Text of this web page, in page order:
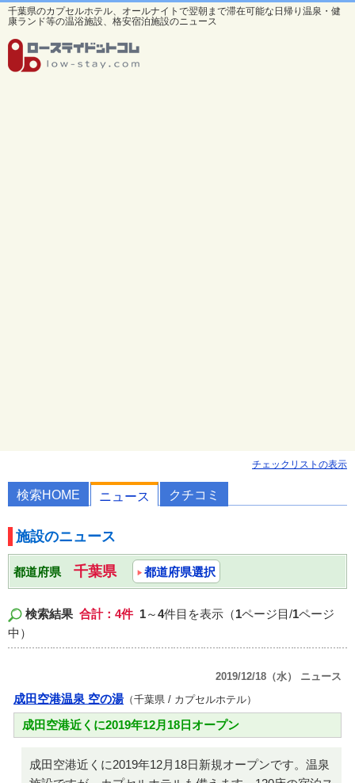
千葉県のカプセルホテル、オールナイトで翌朝まで滞在可能な日帰り温泉・健
康ランド等の温浴施設、格安宿泊施設のニュース
チェックリストの表示
検索HOME ニュース クチコミ
施設のニュース
都道府県 千葉県 都道府県選択
検索結果 合計：4件 1～4件目を表示（1ページ目/1ページ
中）
2019/12/18（水） ニュース
成田空港温泉 空の湯（千葉県 / カプセルホテル）
成田空港近くに2019年12月18日オープン
成田空港近くに2019年12月18日新規オープンです。温泉